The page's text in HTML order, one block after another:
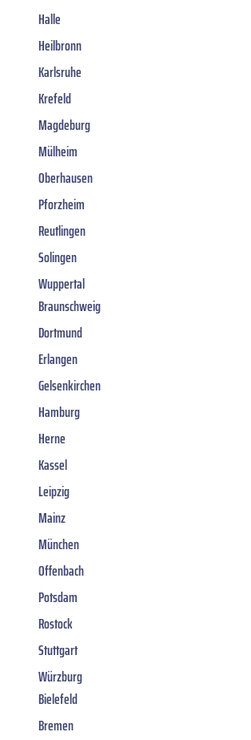
Halle
Heilbronn
Karlsruhe
Krefeld
Magdeburg
Mülheim
Oberhausen
Pforzheim
Reutlingen
Solingen
Wuppertal
Braunschweig
Dortmund
Erlangen
Gelsenkirchen
Hamburg
Herne
Kassel
Leipzig
Mainz
München
Offenbach
Potsdam
Rostock
Stuttgart
Würzburg
Bielefeld
Bremen